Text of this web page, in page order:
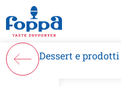
principale
Dessert e